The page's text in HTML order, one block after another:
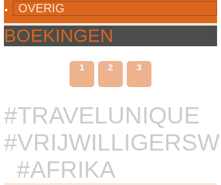
OVERIG
BOEKINGEN
1 2 3
#TRAVELUNIQUE
#AFRIKA